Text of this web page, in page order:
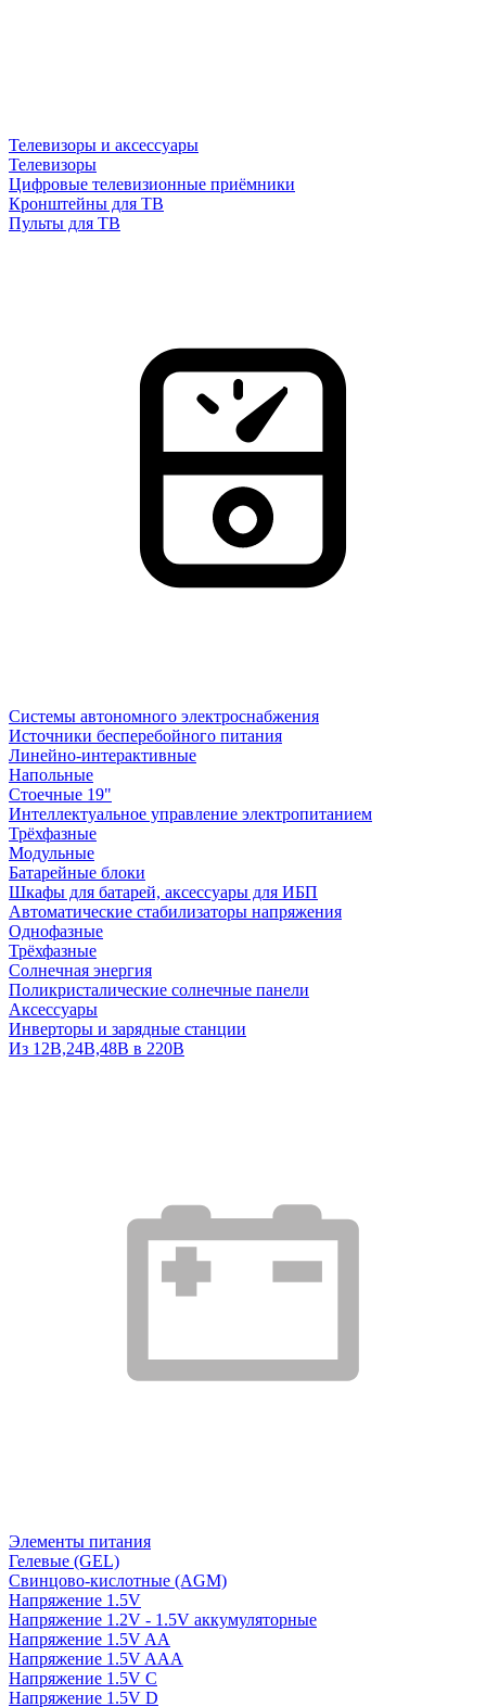
Телевизоры и аксессуары
Телевизоры
Цифровые телевизионные приёмники
Кронштейны для ТВ
Пульты для ТВ
Системы автономного электроснабжения
Источники бесперебойного питания
Линейно-интерактивные
Напольные
Стоечные 19"
Интеллектуальное управление электропитанием
Трёхфазные
Модульные
Батарейные блоки
Шкафы для батарей, аксессуары для ИБП
Автоматические стабилизаторы напряжения
Однофазные
Трёхфазные
Солнечная энергия
Поликристалические солнечные панели
Аксессуары
Инверторы и зарядные станции
Из 12В,24В,48В в 220В
Элементы питания
Гелевые (GEL)
Свинцово-кислотные (AGM)
Напряжение 1.5V
Напряжение 1.2V - 1.5V аккумуляторные
Напряжение 1.5V AA
Напряжение 1.5V AAA
Напряжение 1.5V C
Напряжение 1.5V D